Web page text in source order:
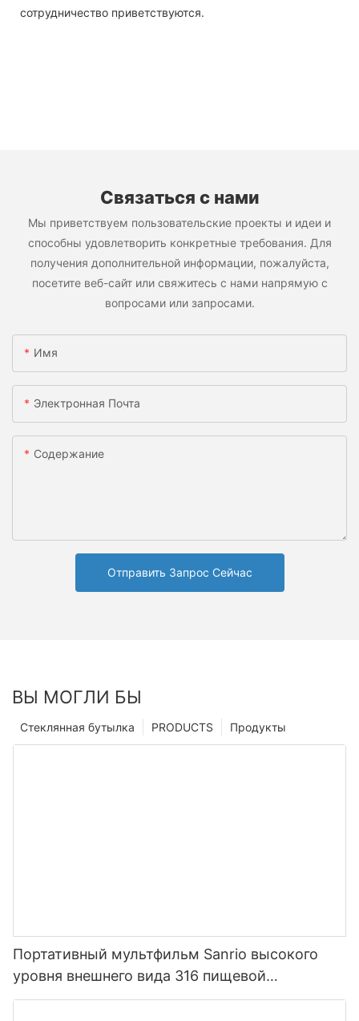
сотрудничество приветствуются.
Связаться с нами
Мы приветствуем пользовательские проекты и идеи и
способны удовлетворить конкретные требования. Для
получения дополнительной информации, пожалуйста,
посетите веб-сайт или свяжитесь с нами напрямую с
вопросами или запросами.
Имя
Электронная Почта
Содержание
Отправить Запрос Сейчас
ВЫ МОГЛИ БЫ
Продукты
PRODUCTS
Стеклянная бутылка
Портативный мультфильм Sanrio высокого
уровня внешнего вида 316 пищевой
нержавеющей стали термос для детей